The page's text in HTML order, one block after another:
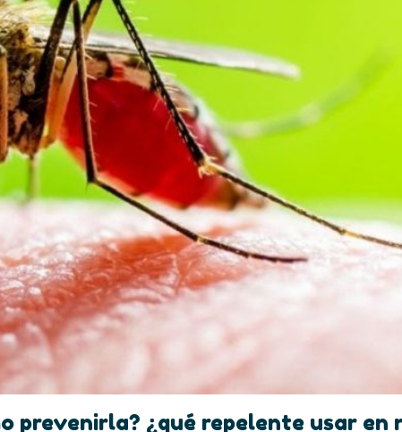
prevenirla? ¿qué repelente usar en